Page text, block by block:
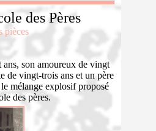
des Pères
pièces
son amoureux de vingt
de vingt-trois ans et un père
mélange explosif proposé
des pères.